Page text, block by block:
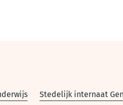
Stedelijk internaat